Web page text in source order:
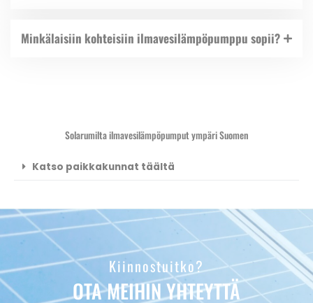
Minkälaisiin kohteisiin ilmavesilämpöpumppu sopii?
Solarumilta ilmavesilämpöpumput ympäri Suomen
Katso paikkakunnat täältä
Kiinnostuitko?
OTA MEIHIN YHTEYTTÄ